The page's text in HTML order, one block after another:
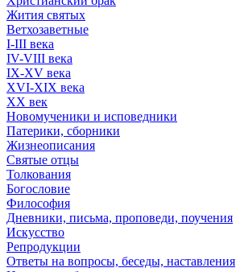
Жития святых
Ветхозаветные
I-III века
IV-VIII века
IX-XV века
XVI-XIX века
XX век
Новомученики и исповедники
Патерики, сборники
Жизнеописания
Святые отцы
Толкования
Богословие
Философия
Дневники, письма, проповеди, поучения
Искусство
Репродукции
Ответы на вопросы, беседы, наставления